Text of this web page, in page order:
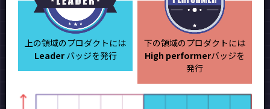
上の領域のプロダクトには
Leaderバッジを発行
下の領域のプロダクトには
High performerバッジを
発行